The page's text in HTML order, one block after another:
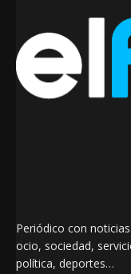
Periódico con
ocio, sociedad,
política, deportes…